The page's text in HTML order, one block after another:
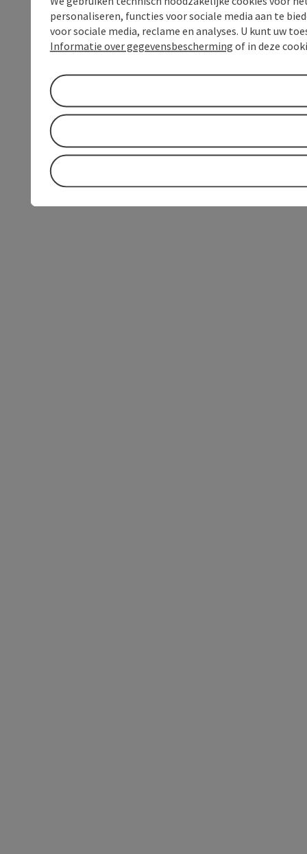
personaliseren, functies voor sociale media aan te
voor sociale media, reclame en analyses. U kunt uw
Informatie over gegevensbescherming of in deze